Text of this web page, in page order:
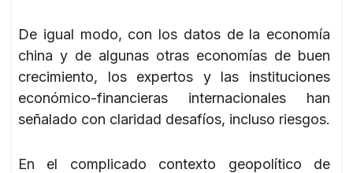
De igual modo, con los datos de la economía
china y de algunas otras economías de buen
crecimiento, los expertos y las instituciones
económico-financieras internacionales han
señalado con claridad desafíos, incluso riesgos.
En el complicado contexto geopolítico de